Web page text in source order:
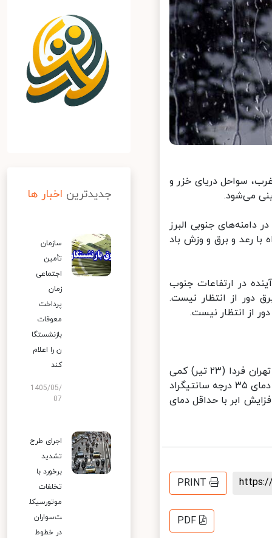
سواحل دریای خزر و
می‌شود.
بر این مناطق در دامنه‌های جنوبی البرز
با رعد و برق و وزش باد
در ارتفاعات جنوب
دور از انتظار نیست.
از انتظار نیست.
ضیائیان در پایان درباره وضعیت جوی تهران طی دو روز آینده گفت: آسمان تهران فردا (۲۳ تیر) کمی
ابری گاهی وزش باد و در بعد از ظهر افزایش ابر با حداقل دمای ۲۲ و حداکثر دمای ۳۵ درجه سانتیگراد
افزایش ابر با حداقل دمای
PRINT
PDF
جدیدترین اخبار ها
سازمان
تأمین
اجتماعی
زمان
پرداخت
معوقات
بازنشستگا
ن را اعلام
کند
1405/05/
07
اجرای طرح
تشدید
برخورد با
تخلفات
موتورسیکل
ت‌سواران
در خطوط